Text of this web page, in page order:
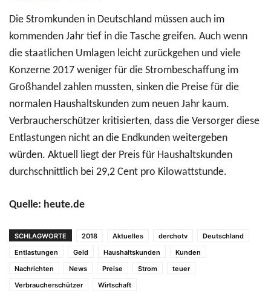
Die Stromkunden in Deutschland müssen auch im
kommenden Jahr tief in die Tasche greifen. Auch wenn
die staatlichen Umlagen leicht zurückgehen und viele
Konzerne 2017 weniger für die Strombeschaffung im
Großhandel zahlen mussten, sinken die Preise für die
normalen Haushaltskunden zum neuen Jahr kaum.
Verbraucherschützer kritisierten, dass die Versorger diese
Entlastungen nicht an die Endkunden weitergeben
würden. Aktuell liegt der Preis für Haushaltskunden
durchschnittlich bei 29,2 Cent pro Kilowattstunde.
Quelle: heute.de
SCHLAGWORTE 2018 Aktuelles derchotv
Deutschland
Entlastungen
Geld Haushaltskunden
Kunden
Nachrichten
News Preise Strom
teuer
Verbraucherschützer
Wirtschaft